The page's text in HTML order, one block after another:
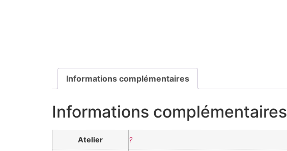
Informations complémentaires
Informations complémentaires
Atelier ?